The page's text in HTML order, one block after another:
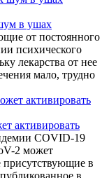
в ушах
от постоянного
психического
лекарства от нее
мало, трудно
активировать
COVID-19
2 может
присутствующие в
в